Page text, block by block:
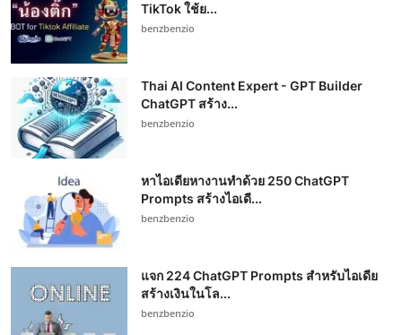
TikTok ใช้ย...
benzbenzio
Thai AI Content Expert - GPT Builder
ChatGPT สร้าง...
benzbenzio
หาไอเดียหางานทำด้วย 250 ChatGPT
Prompts สร้างไอเดี...
benzbenzio
แจก 224 ChatGPT Prompts สำหรับไอเดีย
สร้างเงินในโล...
benzbenzio